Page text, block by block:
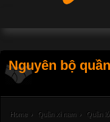
Nguyên bộ
Home › Quần xì nam › Quần